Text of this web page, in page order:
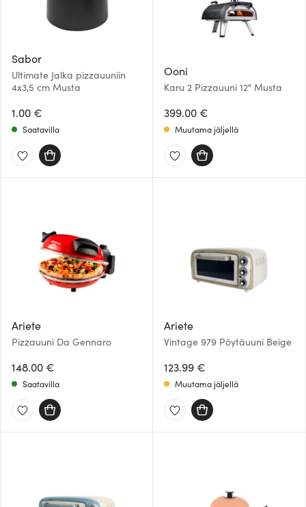
Sabor
Ultimate Jalka pizzauuniin
4x3,5 cm Musta
1.00 €
Saatavilla
Ooni
Karu 2 Pizzauuni 12" Musta
399.00 €
Muutama jäljellä
Ariete
Pizzauuni Da Gennaro
148.00 €
Saatavilla
Ariete
Vintage 979 Pöytäuuni Beige
123.99 €
Muutama jäljellä